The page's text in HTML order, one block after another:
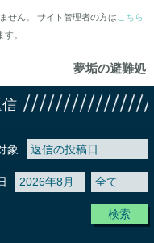
せん。 サイト管理者の方は こちら
。
夢垢の避難処
象
検索